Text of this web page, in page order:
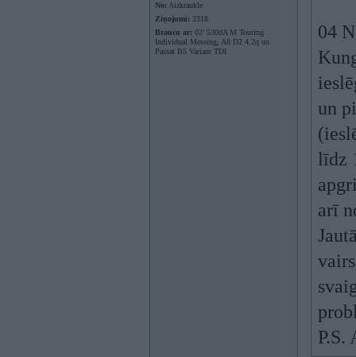
No: Aizkraukle
Ziņojumi: 2318
Braucu ar: 02’ 530dA M Touring
Individual Messing, A8 D2 4.2q un
Passat B5 Variant TDI
04
un
līdz
arī
P.S.